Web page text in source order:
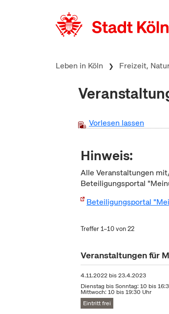
Leben in Köln Freizeit,
Vorlesen lassen
Hinweis:
Alle Veranstaltungen
Beteiligungsportal
Beteiligungsportal
Treffer 1–10 von 22
Veranstaltungen für
4.11.2022 bis23.4.2023
Dienstag bis Sonntag: 10 bis
Mittwoch: 10 bis 19:30 Uhr
Eintritt frei